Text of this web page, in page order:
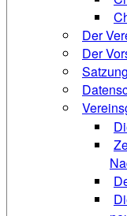
Der
Der
Satzung